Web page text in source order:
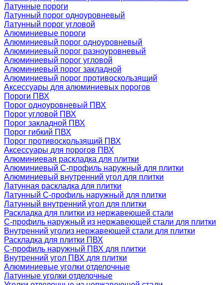
Латунные пороги
Латунный порог одноуровневый
Латунный порог угловой
Алюминиевые пороги
Алюминиевый порог одноуровневый
Алюминиевый порог разноуровневый
Алюминиевый порог угловой
Алюминиевый порог закладной
Алюминиевый порог противоскользящий
Аксессуары для алюминиевых порогов
Пороги ПВХ
Порог одноуровневый ПВХ
Порог угловой ПВХ
Порог закладной ПВХ
Порог гибкий ПВХ
Порог противоскользящий ПВХ
Аксессуары для порогов ПВХ
Алюминиевая раскладка для плитки
Алюминиевый С-профиль наружный для плитки
Алюминиевый внутренний угол для плитки
Латунная раскладка для плитки
Латунный С-профиль наружный для плитки
Латунный внутренний угол для плитки
Раскладка для плитки из нержавеющей стали
С-профиль наружный из нержавеющей стали для плитки
Внутренний уголиз нержавеющей стали для плитки
Раскладка для плитки ПВХ
С-профиль наружный ПВХ для плитки
Внутренний угол ПВХ для плитки
Алюминиевые уголки отделочные
Латунные уголки отделочные